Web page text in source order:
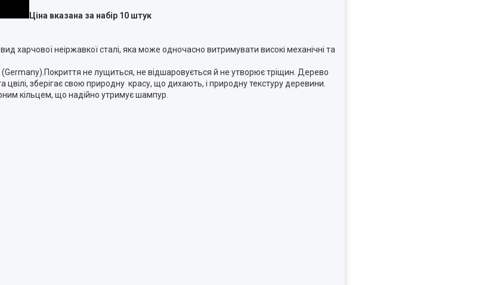
Ціна вказана за набір 10 штук
харчової неіржавкої сталі, яка може одночасно витримувати високі механічні та
не лущиться, не відшаровується й не утворює тріщин. Дерево
зберігає свою природну красу, що дихають, і природну текстуру деревини.
кільцем, що надійно утримує шампур.